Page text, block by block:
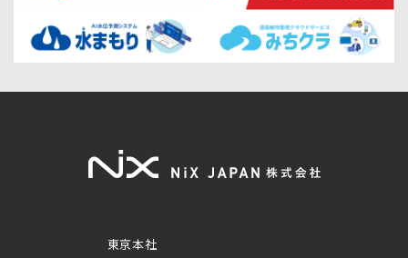
東京本社